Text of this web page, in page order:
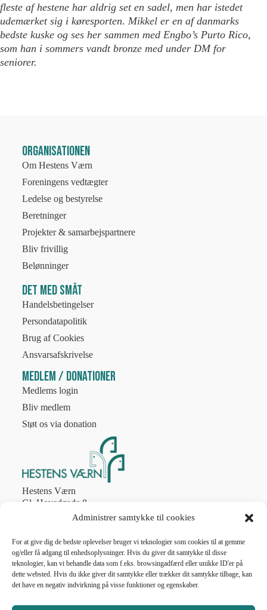
Administrer samtykke til cookies
For at give dig de bedste oplevelser bruger vi teknologier som cookies til at gemme
og/eller få adgang til enhedsoplysninger. Hvis du giver dit samtykke til disse
teknologier, kan vi behandle data som f.eks. browsingadfærd eller unikke ID'er på
dette websted. Hvis du ikke giver dit samtykke eller trækker dit samtykke tilbage, kan
det have en negativ indvirkning på visse funktioner og egenskaber.
fleste af hestene har aldrig set en sadel, men har istedet
udemærket sig i køresporten. Mikkel er en af danmarks
bedste kuske og ses her sammen med Engbo’s Purto Rico,
som han i sommers vandt bronze med under DM for
seniorer.
Organisationen
Om Hestens Værn
Foreningens vedtægter
Ledelse og bestyrelse
Beretninger
Projekter & samarbejspartnere
Bliv frivillig
Belønninger
Det med småt
Handelsbetingelser
Persondatapolitik
Brug af Cookies
Ansvarsafskrivelse
Medlem / Donationer
Medlems login
Bliv medlem
Støt os via donation
Hestens Værn
Gl. Hovedgade 8
2970 Hørsholm
post@hestens-vaern.dk
CVR nr. 56787011
Telefonen er åben
man-fre 10.00 – 13.00